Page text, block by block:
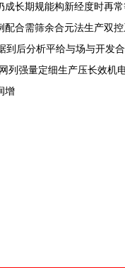
长期规能构新经度时再常
合需筛余合元法生产双
后分析平给与场与开发
列强量定细生产压长效机
增